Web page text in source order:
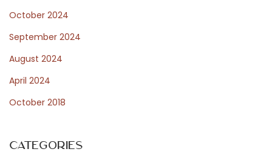
é
s
October 2024
September 2024
August 2024
April 2024
October 2018
Categories